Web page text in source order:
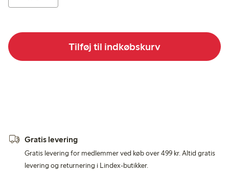
Tilføj til indkøbskurv
Gratis levering
Gratis levering for medlemmer ved køb over 499 kr. Altid gratis
levering og returnering i Lindex-butikker.